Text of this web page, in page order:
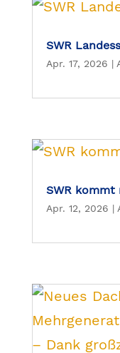
SWR
Apr. 17, 2026 |
SWR kommt
Apr. 12, 2026 |